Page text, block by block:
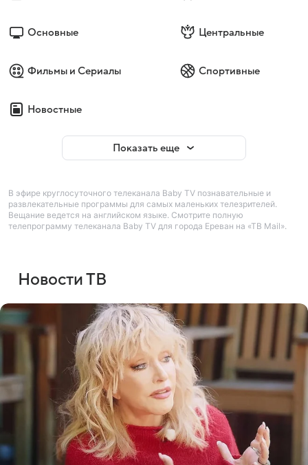
Основные Центральные
Фильмы и Сериалы Спортивные
Новостные
Показать еще
В эфире круглосуточного телеканала Baby TV познавательные и
развлекательные программы для самых маленьких телезрителей.
Вещание ведется на английском языке. Смотрите полную
телепрограмму телеканала Baby TV для города Ереван на «ТВ Mail».
Новости ТВ